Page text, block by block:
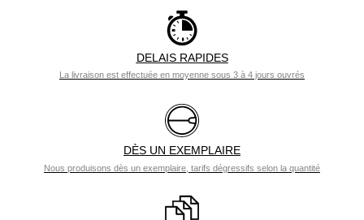
DELAIS RAPIDES
La livraison est effectuée en moyenne sous 3 à 4 jours ouvrés
DÈS UN EXEMPLAIRE
Nous produisons dès un exemplaire, tarifs dégressifs selon la quantité